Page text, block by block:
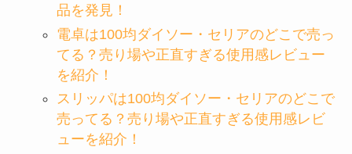
品を発見！
電卓は100均ダイソー・セリアのどこで売っ
てる？売り場や正直すぎる使用感レビュー
を紹介！
スリッパは100均ダイソー・セリアのどこで
売ってる？売り場や正直すぎる使用感レビ
ューを紹介！